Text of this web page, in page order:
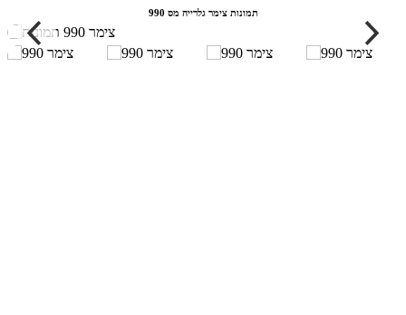
תמונות צימר גלרייה מס 990